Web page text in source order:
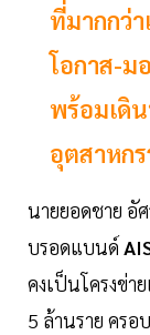
ที่มากกว่
โอกาส-ม
พร้อมเดิ
อุตสาหก
นายยอดชาย อั
บรอดแบนด์
คงเป็นโครงข่า
5 ล้านราย คร